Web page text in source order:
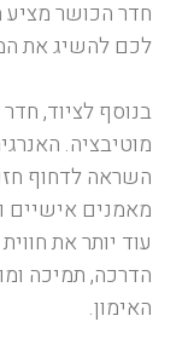
חדר הכושר מציע
לכם להשיג את
בנוסף לציוד,
מוטיבציה.
השראה לדחוף
מאמנים אישיים
עוד יותר את
הדרכה, תמיכה
האימון.